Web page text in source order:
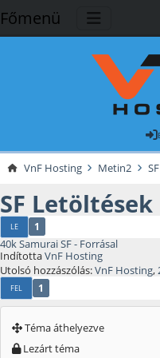
Főmenü
VnF Hosting Metin2
SF Letöltések
LE 1
40k Samurai SF - Forrásal
IndítottaVnF Hosting
Utolsó hozzászólás:VnF Hosting,
FEL 1
Téma áthelyezve
Lezárt téma